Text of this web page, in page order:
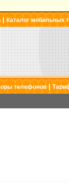
|Каталог мобильных
телефонов|